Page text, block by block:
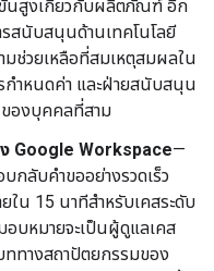
นสูงเกี่ยวกับผลิตภัณฑ์ อีก
สนับสนุนด้านเทคโนโลยี
ช่วยเหลือที่สมเหตุสมผลใน
กำหนดค่า และฝ่ายสนับสนุน
องบุคคลที่สาม
Google Workspace—
กลับคำขออย่างรวดเร็ว
ใน 15 นาทีสำหรับเคสระดับ
บหมายจะเป็นผู้ดูแลเคส
ททางสถาปัตยกรรมของ